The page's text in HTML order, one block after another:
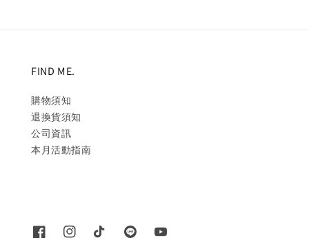
FIND ME.
購物須知
退換貨須知
公司資訊
本月活動指南